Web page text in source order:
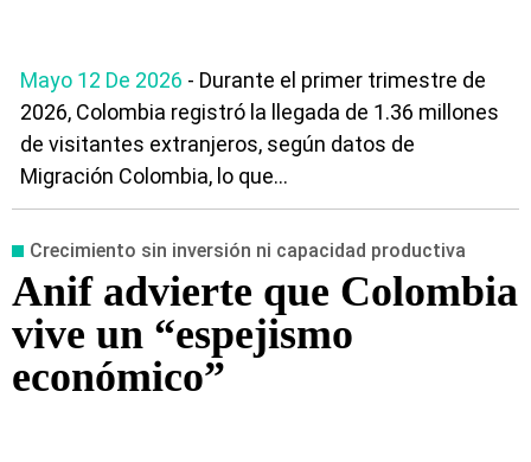
Mayo 12 De 2026 - Durante el primer trimestre de
2026, Colombia registró la llegada de 1.36 millones
de visitantes extranjeros, según datos de
Migración Colombia, lo que...
Crecimiento sin inversión ni capacidad productiva
Anif advierte que Colombia
vive un “espejismo
económico”